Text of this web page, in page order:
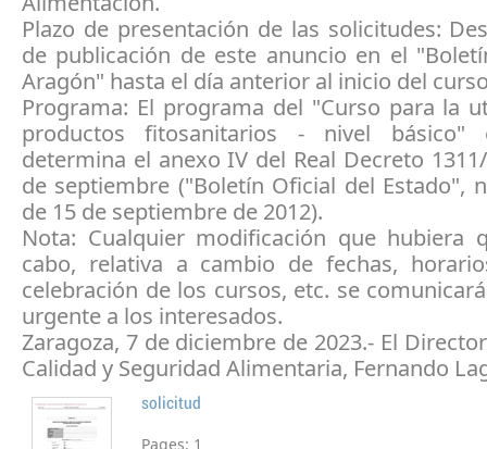
Plazo de presentación de las solicitudes:
de publicación de este anuncio en el
Aragón" hasta el día anterior al inicio del
Programa: El programa del "Curso para la
productos fitosanitarios - nivel
determina el anexo IV del Real Decreto
de septiembre ("Boletín Oficial del Estado",
de 15 de septiembre de 2012).
Nota: Cualquier modificación que hubiera
cabo, relativa a cambio de fechas,
celebración de los cursos, etc. se
urgente a los interesados.
Zaragoza, 7 de diciembre de 2023.- El
Calidad y Seguridad Alimentaria, Fernando
solicitud
Pages: 1